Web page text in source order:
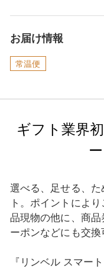
お届け情報
常温便
ギフト業界
選べる、足せる、
ト。ポイントによ
品現物の他に、商
ーポンなどにも交換
『リンベル スマー